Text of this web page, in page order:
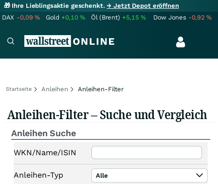
🎁 Ihre Lieblingsaktie geschenkt.→ Jetzt Depot eröffnen
DAX -0,09% Gold +0,10% Öl (Brent) +5,15% Dow Jones -0,92%
Startseite Anleihen Anleihen-Filter
Anleihen-Filter – Suche und Vergleich
Anleihen Suche
WKN/Name/ISIN
Anleihen-Typ Alle